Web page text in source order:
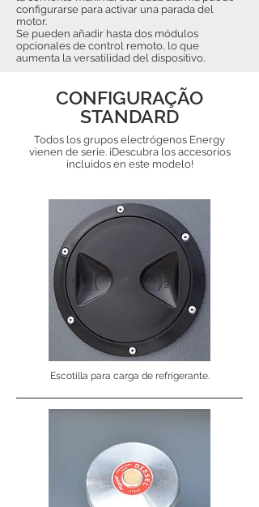
configurarse para activar una parada del
motor.
Se pueden añadir hasta dos módulos
opcionales de control remoto, lo que
aumenta la versatilidad del dispositivo.
CONFIGURAÇÃO
STANDARD
Todos los grupos electrógenos Energy
vienen de serie. ¡Descubra los accesorios
incluidos en este modelo!
Escotilla para carga de refrigerante.